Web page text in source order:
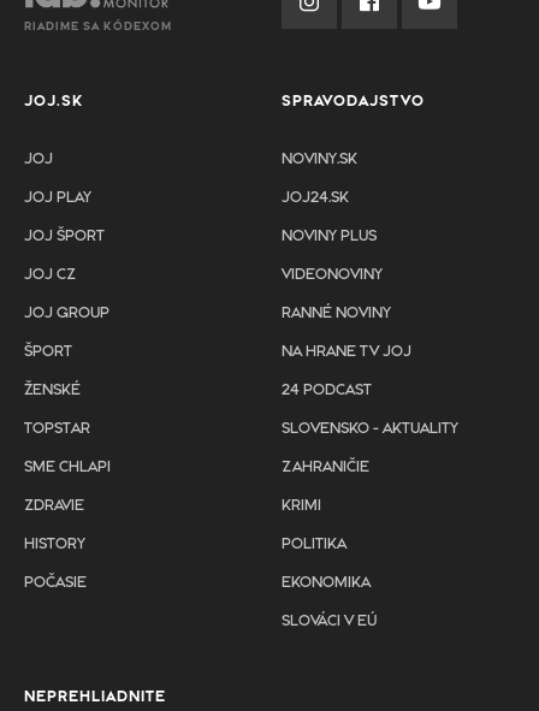
RIADIME SA KÓDEXOM
JOJ.SK
JOJ
JOJ PLAY
JOJ ŠPORT
JOJ CZ
JOJ GROUP
ŠPORT
ŽENSKÉ
TOPSTAR
SME CHLAPI
ZDRAVIE
HISTORY
POČASIE
SPRAVODAJSTVO
NOVINY.SK
JOJ24.SK
NOVINY PLUS
VIDEONOVINY
RANNÉ NOVINY
NA HRANE TV JOJ
24 PODCAST
SLOVENSKO - AKTUALITY
ZAHRANIČIE
KRIMI
POLITIKA
EKONOMIKA
SLOVÁCI V EÚ
NEPREHLIADNITE